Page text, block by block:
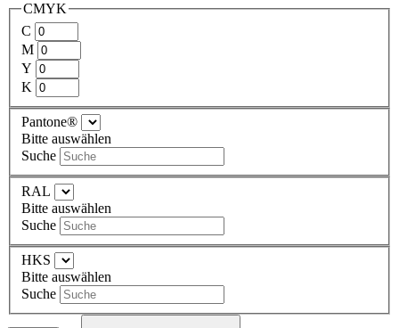
CMYK
C
M
Y
K
Pantone®
Bitte auswählen
Suche
RAL
Bitte auswählen
Suche
HKS
Bitte auswählen
Suche